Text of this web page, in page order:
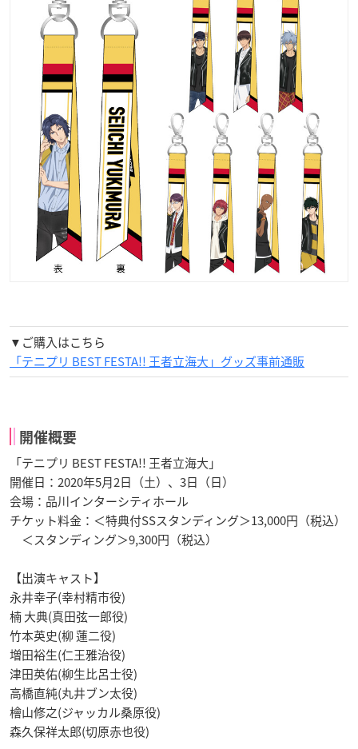
▼ご購入はこちら
「テニプリ BEST FESTA!! 王者立海大」グッズ事前通販
開催概要
「テニプリ BEST FESTA!! 王者立海大」
開催日：2020年5月2日（土）、3日（日）
会場：品川インターシティホール
チケット料金：＜特典付SSスタンディング＞13,000円（税込）
＜スタンディング＞9,300円（税込）
【出演キャスト】
永井幸子(幸村精市役)
楠 大典(真田弦一郎役)
竹本英史(柳 蓮二役)
増田裕生(仁王雅治役)
津田英佑(柳生比呂士役)
高橋直純(丸井ブン太役)
檜山修之(ジャッカル桑原役)
森久保祥太郎(切原赤也役)